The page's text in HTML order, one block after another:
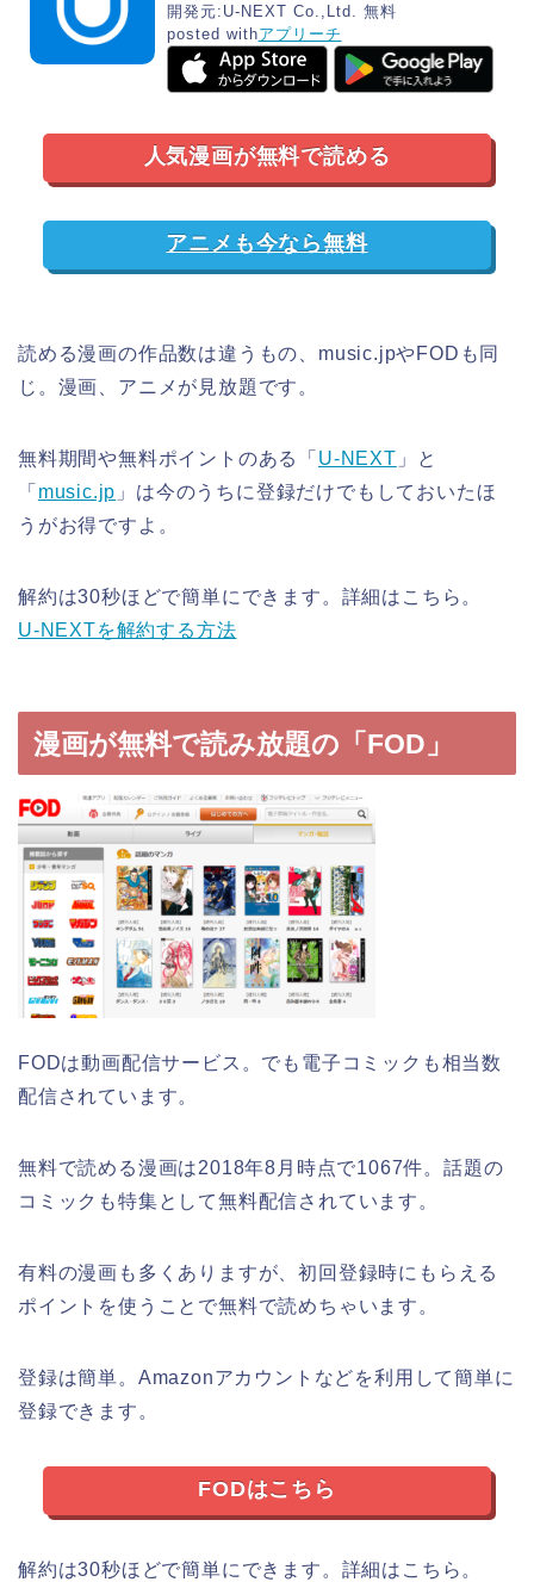
開発元: U-NEXT Co.,Ltd.
無料
posted withアプリーチ
人気漫画が無料で読める
アニメも今なら無料
読める漫画の作品数は違うもの、music.jpやFODも同
じ。漫画、アニメが見放題です。
無料期間や無料ポイントのある「 U-NEXT 」と
「 music.jp 」は今のうちに登録だけでもしておいたほ
うがお得ですよ。
解約は30秒ほどで簡単にできます。詳細はこちら。
U-NEXTを解約する方法
漫画が無料で読み放題の「FOD」
FODは動画配信サービス。でも電子コミックも相当数
配信されています。
無料で読める漫画は2018年8月時点で1067件。話題の
コミックも特集として無料配信されています。
有料の漫画も多くありますが、初回登録時にもらえる
ポイントを使うことで無料で読めちゃいます。
登録は簡単。Amazonアカウントなどを利用して簡単に
登録できます。
FODはこちら
解約は30秒ほどで簡単にできます。詳細はこちら。